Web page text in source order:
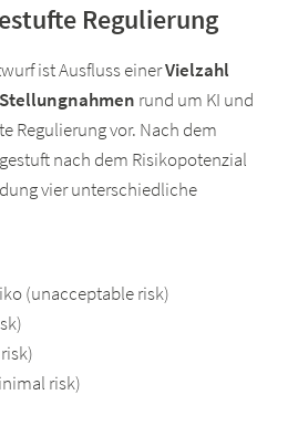
Regulierung
ist Ausfluss einerVielzahl
rund um KI und
Regulierung vor. Nach dem
nach dem Risikopotenzial
vier unterschiedliche
(unacceptable risk)
risk)